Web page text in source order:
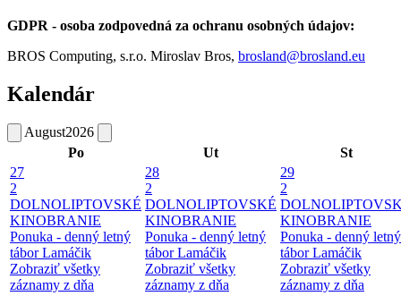
GDPR - osoba zodpovedná za ochranu osobných údajov:
BROS Computing, s.r.o. Miroslav Bros, brosland@brosland.eu
Kalendár
August2026
Po
Ut
St
27
2
DOLNOLIPTOVSKÉ
KINOBRANIE
Ponuka - denný letný
tábor Lamáčik
Zobraziť všetky
záznamy z dňa
28
2
DOLNOLIPTOVSKÉ
KINOBRANIE
Ponuka - denný letný
tábor Lamáčik
Zobraziť všetky
záznamy z dňa
29
2
KINOBRANIE
Ponuka - denný letný
tábor Lamáčik
Zobraziť všetky
záznamy z dňa